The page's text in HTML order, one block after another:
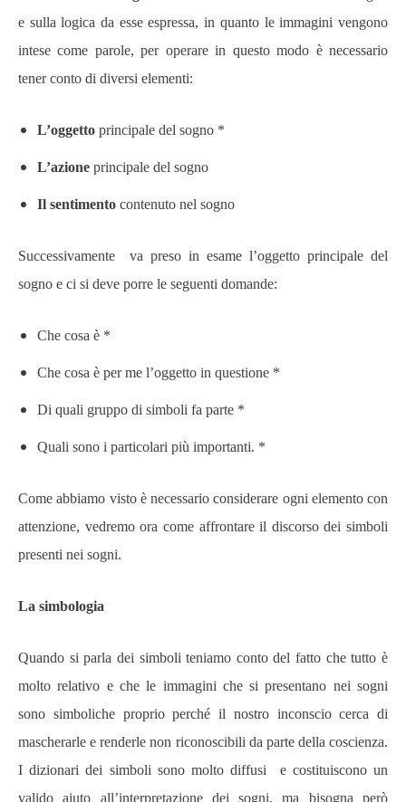
e sulla logica da esse espressa, in quanto le immagini vengono
intese come parole, per operare in questo modo è necessario
tener conto di diversi elementi:
L’oggetto principale del sogno *
L’azione principale del sogno
Il sentimento contenuto nel sogno
Successivamente va preso in esame l’oggetto principale del
sogno e ci si deve porre le seguenti domande:
Che cosa è *
Che cosa è per me l’oggetto in questione *
Di quali gruppo di simboli fa parte *
Quali sono i particolari più importanti. *
Come abbiamo visto è necessario considerare ogni elemento con
attenzione, vedremo ora come affrontare il discorso dei simboli
presenti nei sogni.
La simbologia
Quando si parla dei simboli teniamo conto del fatto che tutto è
molto relativo e che le immagini che si presentano nei sogni
sono simboliche proprio perché il nostro inconscio cerca di
mascherarle e renderle non riconoscibili da parte della coscienza.
I dizionari dei simboli sono molto diffusi e costituiscono un
valido aiuto all’interpretazione dei sogni, ma bisogna però